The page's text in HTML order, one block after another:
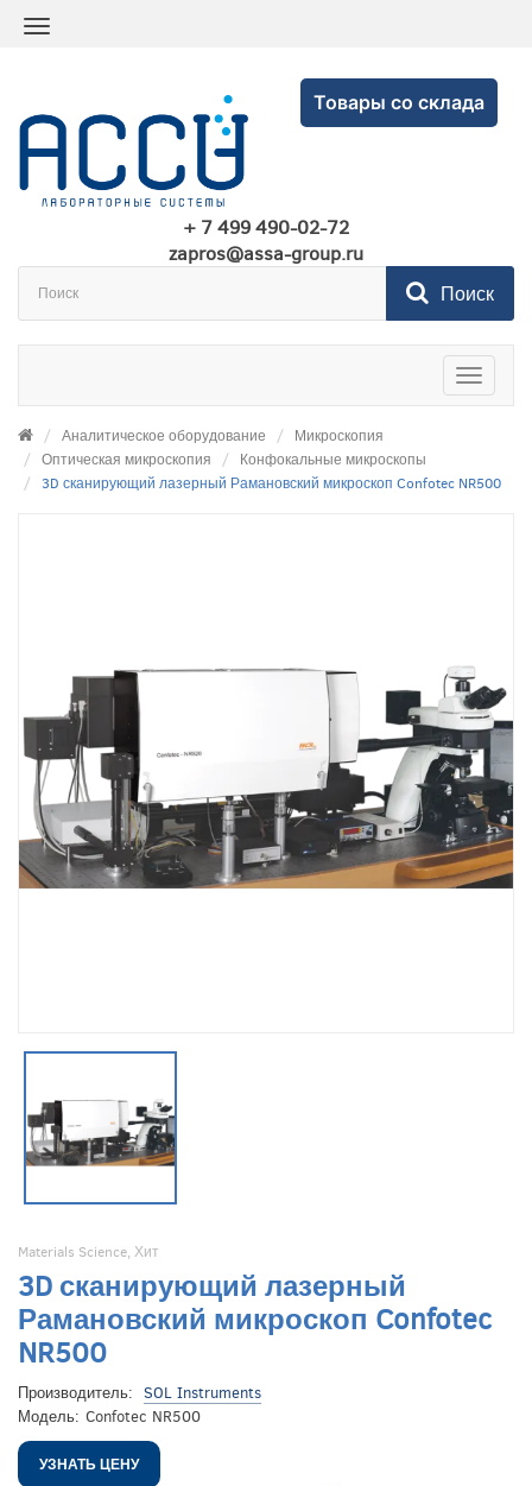
Товары со склада
+ 7 499 490-02-72
zapros@assa-group.ru
Поиск
Toggle
Аналитическое оборудование
Микроскопия
Оптическая микроскопия
Конфокальные микроскопы
3D сканирующий лазерный Рамановский микроскоп Confotec NR500
Materials Science, Хит
3D сканирующий лазерный
Рамановский микроскоп Confotec
NR500
Производитель: SOL Instruments
Модель: Confotec NR500
УЗНАТЬ ЦЕНУ